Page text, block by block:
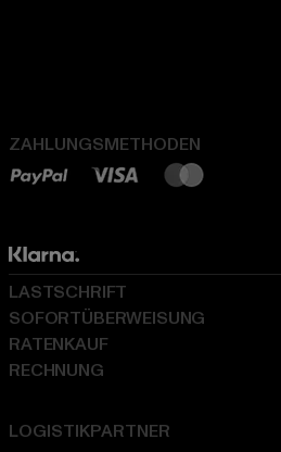
ZAHLUNGSMETHODEN
LOGISTIKPARTNER
LASTSCHRIFT
SOFORTÜBERWEISUNG
RATENKAUF
RECHNUNG